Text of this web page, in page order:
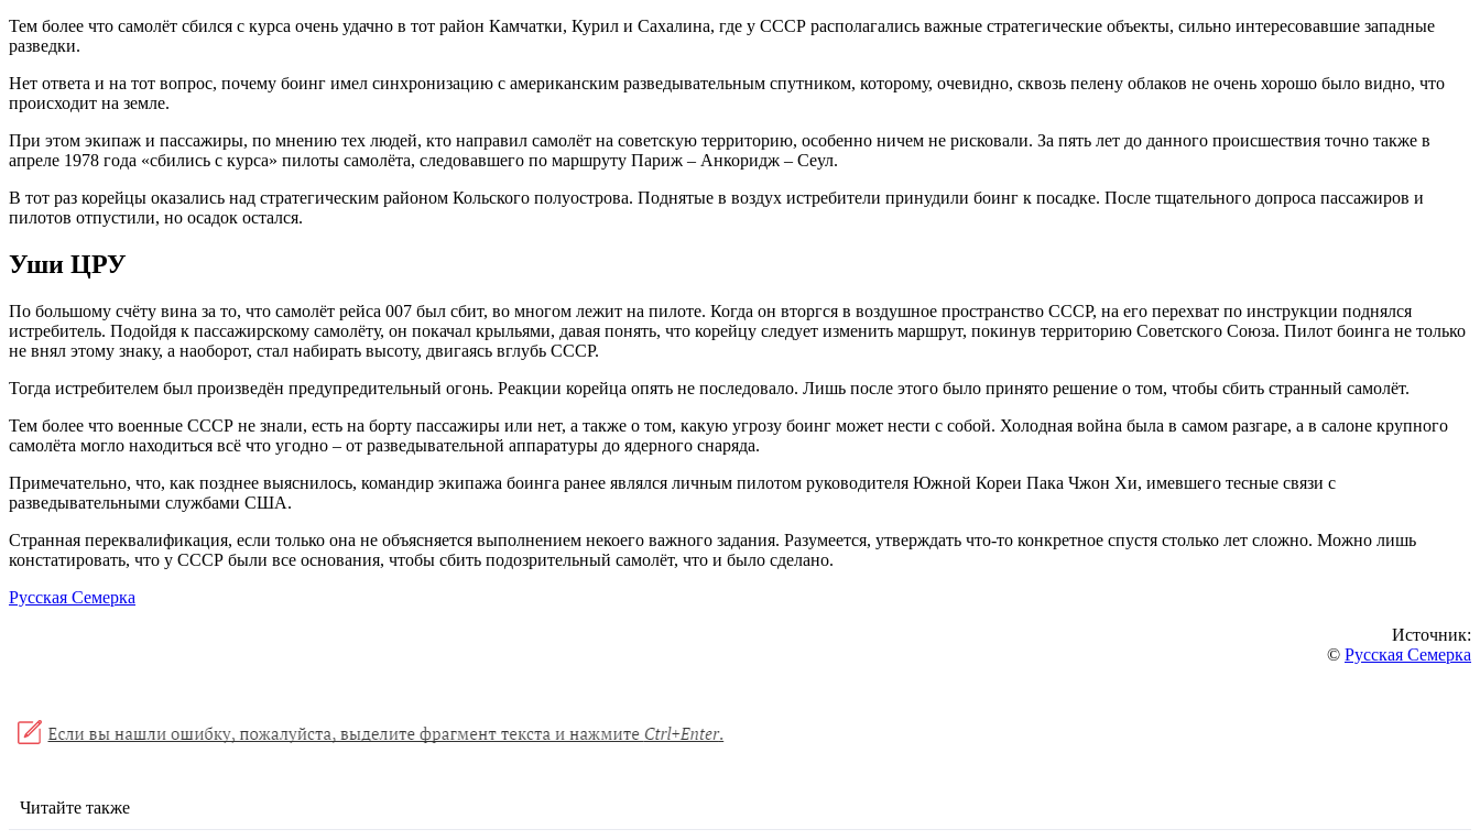
Тем более что самолёт сбился с курса очень удачно в тот район Камчатки, Курил и Сахалина, где у СССР располагались важные стратегические объекты, сильно интересовавшие западные
разведки.
Нет ответа и на тот вопрос, почему боинг имел синхронизацию с американским разведывательным спутником, которому, очевидно, сквозь пелену облаков не очень хорошо было видно, что
происходит на земле.
При этом экипаж и пассажиры, по мнению тех людей, кто направил самолёт на советскую территорию, особенно ничем не рисковали. За пять лет до данного происшествия точно также в
апреле 1978 года «сбились с курса» пилоты самолёта, следовавшего по маршруту Париж – Анкоридж – Сеул.
В тот раз корейцы оказались над стратегическим районом Кольского полуострова. Поднятые в воздух истребители принудили боинг к посадке. После тщательного допроса пассажиров и
пилотов отпустили, но осадок остался.
Уши ЦРУ
По большому счёту вина за то, что самолёт рейса 007 был сбит, во многом лежит на пилоте. Когда он вторгся в воздушное пространство СССР, на его перехват по инструкции поднялся
истребитель. Подойдя к пассажирскому самолёту, он покачал крыльями, давая понять, что корейцу следует изменить маршрут, покинув территорию Советского Союза. Пилот боинга не только
не внял этому знаку, а наоборот, стал набирать высоту, двигаясь вглубь СССР.
Тогда истребителем был произведён предупредительный огонь. Реакции корейца опять не последовало. Лишь после этого было принято решение о том, чтобы сбить странный самолёт.
Тем более что военные СССР не знали, есть на борту пассажиры или нет, а также о том, какую угрозу боинг может нести с собой. Холодная война была в самом разгаре, а в салоне крупного
самолёта могло находиться всё что угодно – от разведывательной аппаратуры до ядерного снаряда.
Примечательно, что, как позднее выяснилось, командир экипажа боинга ранее являлся личным пилотом руководителя Южной Кореи Пака Чжон Хи, имевшего тесные связи с
разведывательными службами США.
Странная переквалификация, если только она не объясняется выполнением некоего важного задания. Разумеется, утверждать что-то конкретное спустя столько лет сложно. Можно лишь
констатировать, что у СССР были все основания, чтобы сбить подозрительный самолёт, что и было сделано.
Русская Семерка
Источник:
© Русская Семерка
Читайте также